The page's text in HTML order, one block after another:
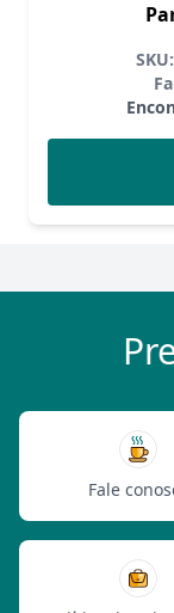
SKU:
Fale